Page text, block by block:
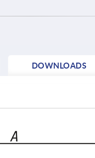
DOWNLOADS